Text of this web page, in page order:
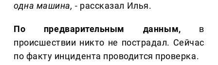
одна машина, - рассказал Илья.
По предварительным данным, в
происшествии никто не пострадал. Сейчас
по факту инцидента проводится проверка.